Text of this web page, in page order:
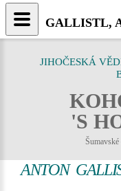
JIHOČESKÁ
'S
ANTON
GALLISTL,